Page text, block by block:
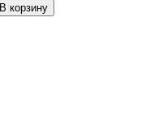
В корзину